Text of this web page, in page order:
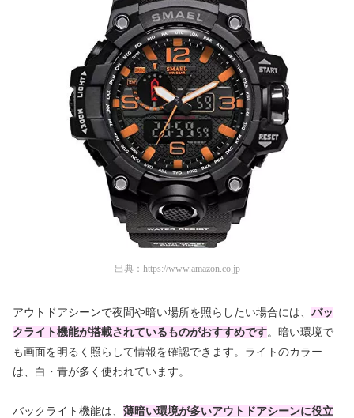
出典： https://www.amazon.co.jp
アウトドアシーンで夜間や暗い場所を照らしたい場合には、 バッ
クライト機能が搭載されているものがおすすめです。暗い環境で
も画面を明るく照らして情報を確認できます。ライトのカラー
は、白・青が多く使われています。
バックライト機能は、 薄暗い環境が多いアウトドアシーンに役立